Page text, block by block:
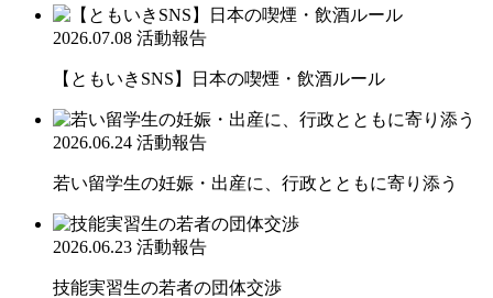
2026.07.08 活動報告
【ともいきSNS】日本の喫煙・飲酒ルール
2026.06.24 活動報告
若い留学生の妊娠・出産に、行政とともに寄り添う
2026.06.23 活動報告
技能実習生の若者の団体交渉